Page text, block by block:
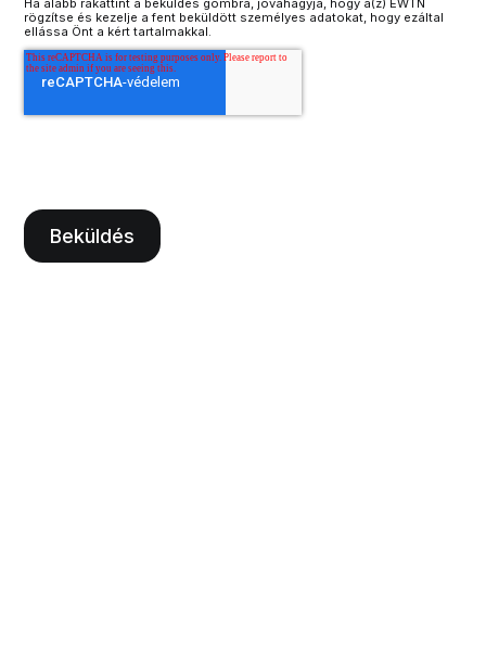
rögzítse és kezelje a fent beküldött személyes adatokat, hogy ezáltal
ellássa Önt a kért tartalmakkal.